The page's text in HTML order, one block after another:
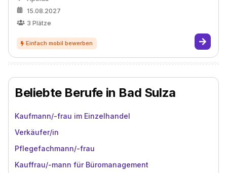
15.08.2027
3 Plätze
Beliebte Berufe in Bad Sulza
Kaufmann/-frau im Einzelhandel
Verkäufer/in
Pflegefachmann/-frau
Kauffrau/-mann für Büromanagement